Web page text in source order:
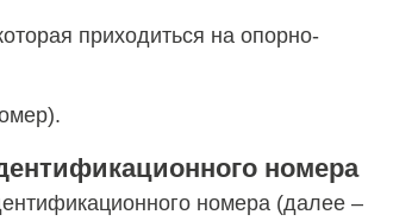
приходиться на опорно-
номера
номера (далее –